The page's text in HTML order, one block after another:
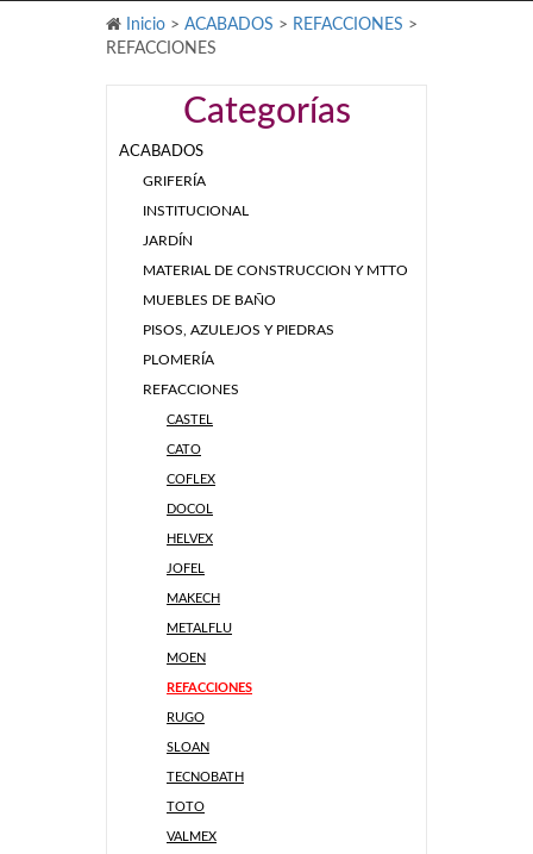
Inicio > ACABADOS > REFACCIONES >
REFACCIONES
Categorías
ACABADOS
GRIFERÍA
INSTITUCIONAL
JARDÍN
MATERIAL DE CONSTRUCCION Y MTTO
MUEBLES DE BAÑO
PISOS, AZULEJOS Y PIEDRAS
PLOMERÍA
REFACCIONES
CASTEL
CATO
COFLEX
DOCOL
HELVEX
JOFEL
MAKECH
METALFLU
MOEN
REFACCIONES
RUGO
SLOAN
TECNOBATH
TOTO
VALMEX